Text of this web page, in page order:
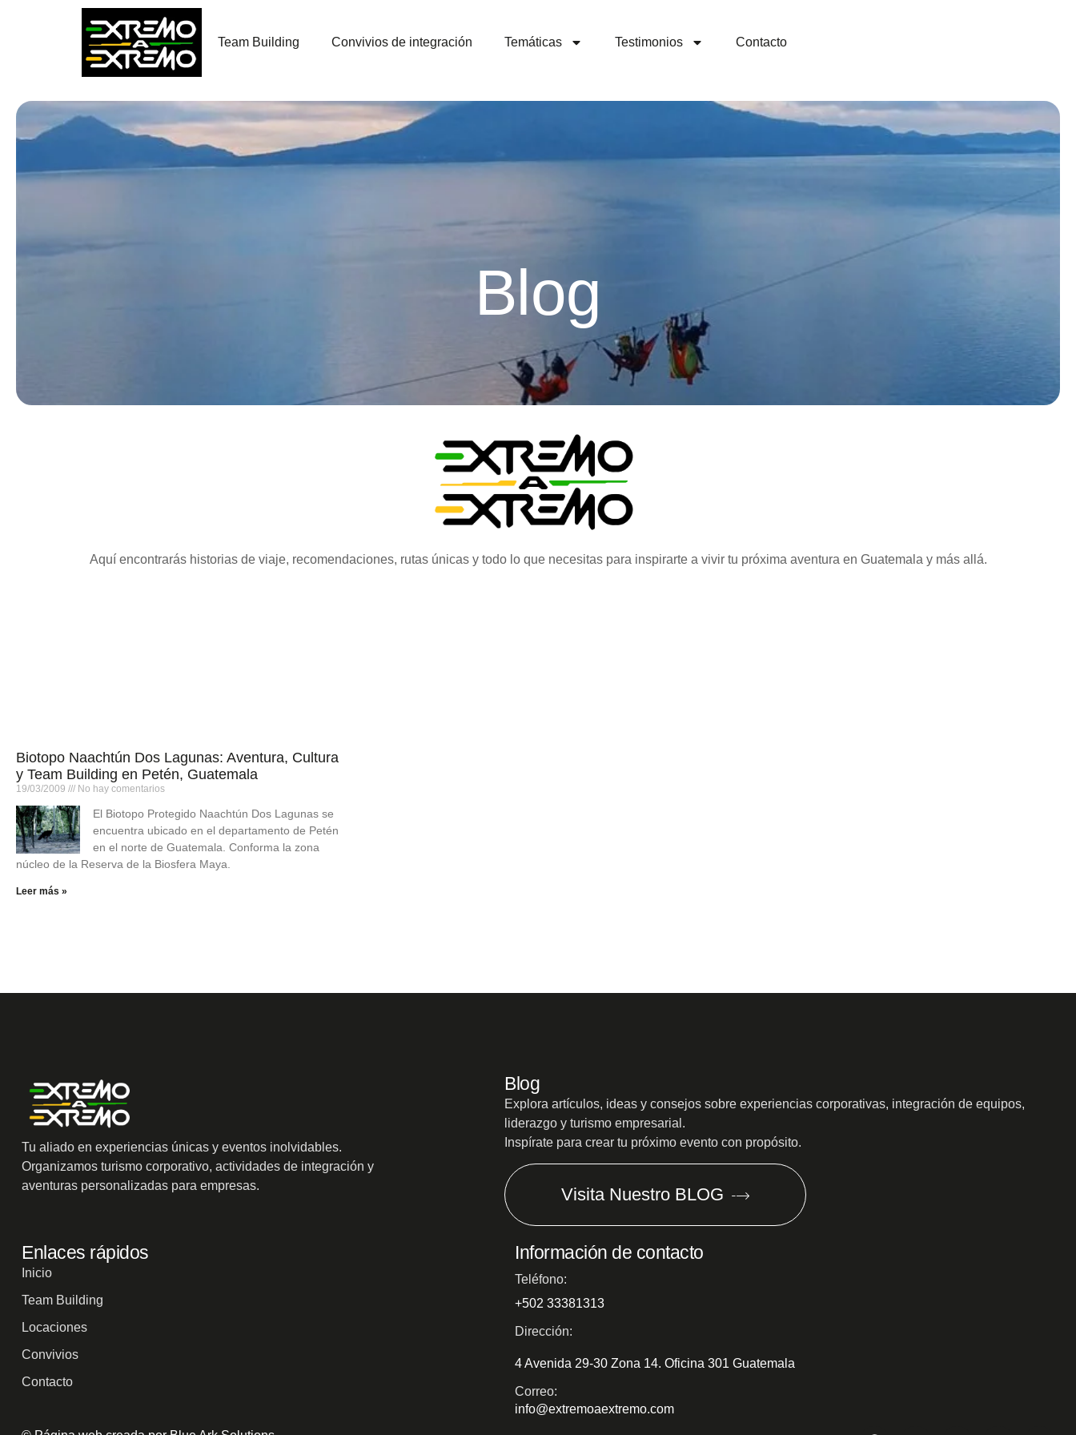
Team Building Convivios de integración Temáticas Testimonios Contacto
Blog
Aquí encontrarás historias de viaje, recomendaciones, rutas únicas y todo lo que necesitas para inspirarte a vivir tu próxima aventura en Guatemala y más allá.
Biotopo Naachtún Dos Lagunas: Aventura, Cultura
y Team Building en Petén, Guatemala
19/03/2009 No hay comentarios
El Biotopo Protegido Naachtún Dos Lagunas se
encuentra ubicado en el departamento de Petén
en el norte de Guatemala. Conforma la zona
núcleo de la Reserva de la Biosfera Maya.
Leer más »
Tu aliado en experiencias únicas y eventos inolvidables.
Organizamos turismo corporativo, actividades de integración y
aventuras personalizadas para empresas.
Blog
Explora artículos, ideas y consejos sobre experiencias corporativas, integración de equipos,
liderazgo y turismo empresarial.
Inspírate para crear tu próximo evento con propósito.
Visita Nuestro BLOG
Enlaces rápidos
Inicio
Team Building
Locaciones
Convivios
Contacto
Información de contacto
Teléfono:
+502 33381313
Dirección:
4 Avenida 29-30 Zona 14. Oficina 301 Guatemala
Correo:
info@extremoaextremo.com